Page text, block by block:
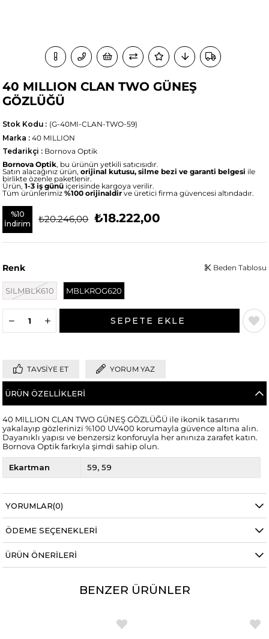
40 MILLION CLAN TWO GÜNEŞ
GÖZLÜĞÜ
(G-40MI-CLAN-TWO-59)
Stok Kodu
Marka : 40 MILLION
Tedarikçi : Bornova Optik
Bornova Optik, bu ürünün yetkili satıcısıdır.
Satın alacağınız ürün,orijinal kutusu, silme bezi ve garanti belgesi ile
birlikte özenle paketlenir.
Ürün,1-3 iş günü içerisinde kargoya verilir.
Tüm ürünlerimiz%100 orijinaldirve üretici firma güvencesi altındadır.
%10
İndirim
₺20.246,00 ₺18.222,00
Renk
SILMBLK610 MBLKROG620
Beden Tablosu
TAVSIYE ET YORUM YAZ
ÜRÜN ÖZELLIKLERI
40 MILLION CLAN TWO GÜNEŞ GÖZLÜĞÜ ile ikonik tasarımı
yakalayıp gözlerinizi %100 UV400 korumayla güvence altına alın.
Dayanıklı yapısı ve benzersiz konforuyla her anınıza zarafet katın.
Bornova Optik farkıyla şimdi sahip olun.
Ekartman 59 59
YORUMLAR(0)
ÖDEME SEÇENEKLERI
ÜRÜN ÖNERILERI
BENZER ÜRÜNLER